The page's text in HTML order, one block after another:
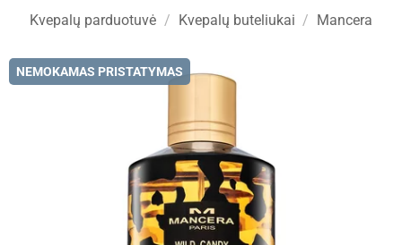
Kvepalų parduotuvė / Kvepalų buteliukai / Mancera
NEMOKAMAS PRISTATYMAS